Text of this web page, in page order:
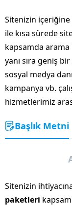
Sitenizin
ile kısa sürede
kapsamda arama
yanı sıra geniş
sosyal medya
kampanya vb.
hizmetlerimiz
Başlık Metni
Sitenizin
paketleri